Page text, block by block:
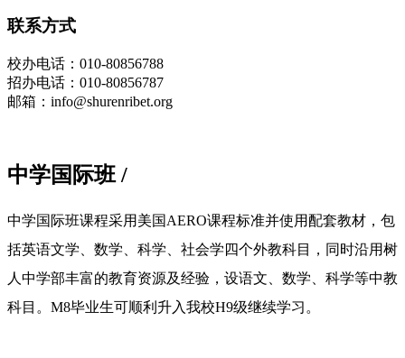
联系方式
校办电话 ：010-80856788
招办电话：010-80856787
邮箱：info@shurenribet.org
中学国际班/
中学国际班课程采用美国AERO课程标准并使用配套教材，包
括英语文学、数学、科学、社会学四个外教科目，同时沿用树
人中学部丰富的教育资源及经验，设语文、数学、科学等中教
科目。M8毕业生可顺利升入我校H9级继续学习。